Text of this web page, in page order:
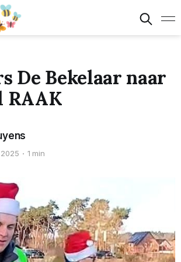
De Bekelaar naar
RAAK
1 min